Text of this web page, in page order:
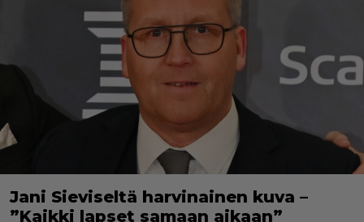
Jani Sieviseltä harvinainen kuva –
”Kaikki lapset samaan aikaan”